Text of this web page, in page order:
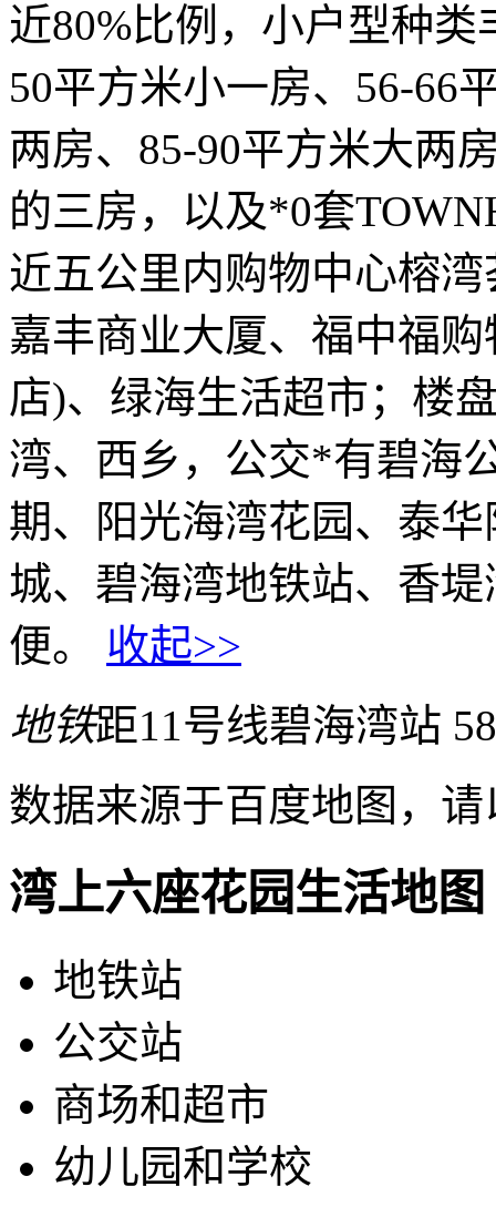
近80%比例，小户型种
50平方米小一房、56-66
两房、85-90平方米大两
的三房，以及*0套
近五公里内购物中心榕
嘉丰商业大厦、福中福
店)、绿海生活超市；楼
湾、西乡，公交*有碧海
期、阳光海湾花园、泰
城、碧海湾地铁站、香
便。 收起>>
地铁距11号线碧海湾站
数据来源于百度地图，
湾上六座花园生活地图
地铁站
公交站
商场和超市
幼儿园和学校